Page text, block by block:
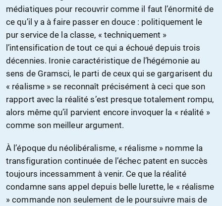
médiatiques pour recouvrir comme il faut l’énormité de
ce qu’il y a à faire passer en douce : politiquement le
pur service de la classe, « techniquement »
l’intensification de tout ce qui a échoué depuis trois
décennies. Ironie caractéristique de l’hégémonie au
sens de Gramsci, le parti de ceux qui se gargarisent du
« réalisme » se reconnaît précisément à ceci que son
rapport avec la réalité s’est presque totalement rompu,
alors même qu’il parvient encore invoquer la « réalité »
comme son meilleur argument.
À l’époque du néolibéralisme, « réalisme » nomme la
transfiguration continuée de l’échec patent en succès
toujours incessamment à venir. Ce que la réalité
condamne sans appel depuis belle lurette, le « réalisme
» commande non seulement de le poursuivre mais de